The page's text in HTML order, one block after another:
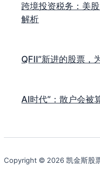
跨境投资税务：美
解析
QFII”新进的股票，
AI时代”：散户会被
Copyright © 2026 凯金斯股